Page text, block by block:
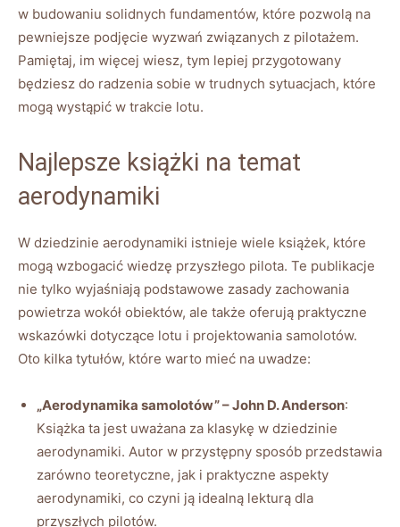
w budowaniu solidnych fundamentów, które pozwolą na
pewniejsze podjęcie wyzwań związanych z pilotażem.
Pamiętaj,⁤ im​ więcej ⁤wiesz, tym lepiej⁢ przygotowany
będziesz do radzenia‌ sobie w ⁤trudnych sytuacjach, które
mogą wystąpić w ‍trakcie⁢ lotu.
Najlepsze książki na temat‍
aerodynamiki
W dziedzinie aerodynamiki istnieje wiele książek, które​
mogą wzbogacić wiedzę przyszłego pilota. Te ⁤publikacje ​
nie tylko wyjaśniają podstawowe zasady zachowania
‌powietrza ⁤wokół obiektów, ale ⁣także oferują⁢ praktyczne
wskazówki dotyczące lotu i⁢ projektowania samolotów.
Oto ​kilka tytułów, które warto mieć na ‍uwadze:
„Aerodynamika samolotów”⁢ – John D. ⁤Anderson:
Książka ta jest uważana za ‌klasykę w dziedzinie
aerodynamiki. Autor w przystępny sposób‍ przedstawia
zarówno teoretyczne, jak i‍ praktyczne aspekty
aerodynamiki, co ⁢czyni ją idealną​ lekturą dla
przyszłych pilotów.